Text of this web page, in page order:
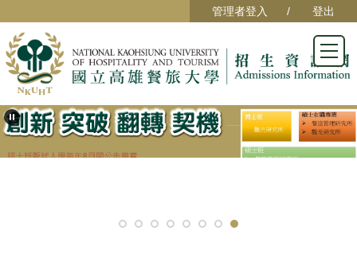
主
要
內
容
區
管理者登入 登出